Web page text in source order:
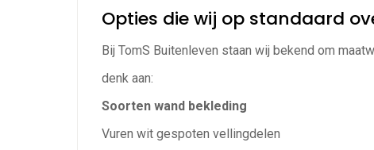
Opties die wij op standaard
Bij TomS Buitenleven staan wij bekend om
denk aan:
Soorten wand bekleding
Vuren wit gespoten vellingdelen